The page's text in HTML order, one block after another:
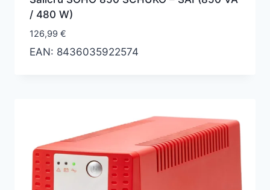
/ 480 W)
126,99 €
EAN: 8436035922574